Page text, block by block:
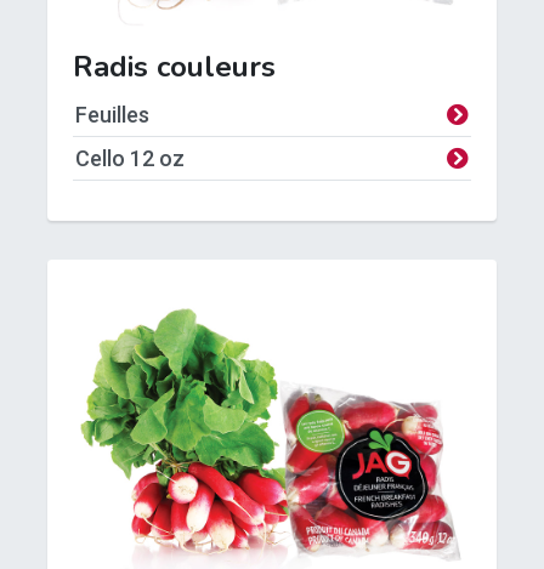
Radis couleurs
Feuilles
Cello 1 2 oz